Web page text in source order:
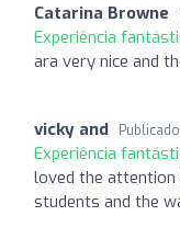
Catarina Browne
Experiência
ara very nice and
vicky and
Experiência
loved the attention
students and the